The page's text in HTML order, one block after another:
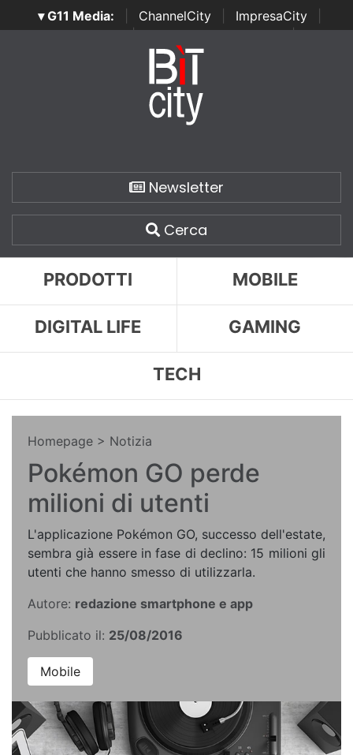
▾ G11 Media: ChannelCity ImpresaCity
SecurityOpenLab | Italian Channel Awards | Italian
Italian Security Awards
Newsletter
Cerca
PRODOTTI MOBILE
DIGITAL LIFE GAMING
TECH
Homepage > Notizia
Pokémon GO perde
milioni di utenti
L'applicazione Pokémon GO, successo dell'estate,
sembra già essere in fase di declino: 15 milioni gli
utenti che hanno smesso di utilizzarla.
Autore: redazione smartphone e app
Pubblicato il: 25/08/2016
Mobile